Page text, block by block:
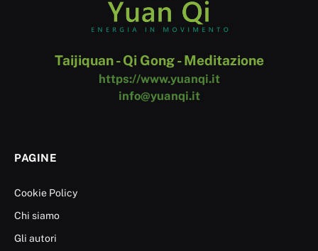
Taijiquan - Qi Gong - Meditazione
https://www.yuanqi.it
info@yuanqi.it
PAGINE
Cookie Policy
Chi siamo
Gli autori